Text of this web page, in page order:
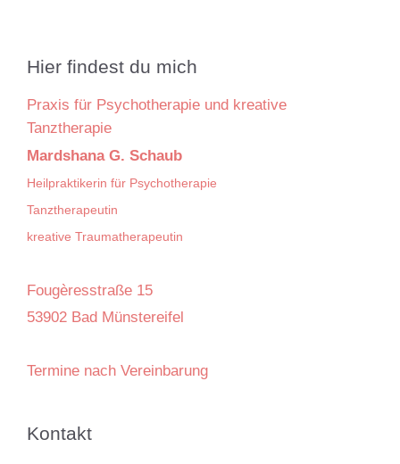
Hier findest du mich
Praxis für Psychotherapie und kreative
Tanztherapie
Mardshana G. Schaub
Heilpraktikerin für Psychotherapie
Tanztherapeutin
kreative Traumatherapeutin
Fougèresstraße 15
53902 Bad Münstereifel
Termine nach Vereinbarung
Kontakt